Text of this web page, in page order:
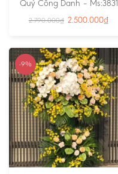
Quý Công Danh – Ms:3831
2.790.000₫ 2.500.000₫
-9%